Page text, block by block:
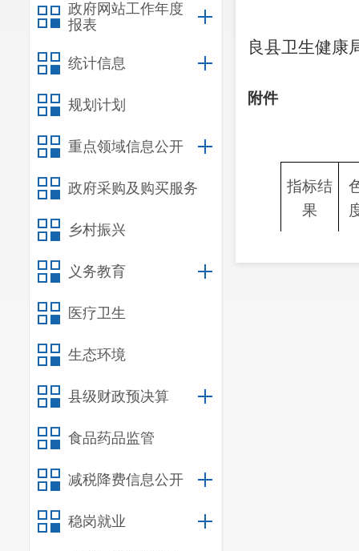
政府网站工作年度
报表
统计信息
规划计划
重点领域信息公开
政府采购及购买服务
乡村振兴
义务教育
医疗卫生
生态环境
县级财政预决算
食品药品监管
减税降费信息公开
稳岗就业
良县卫生健康
附件
指标结
果